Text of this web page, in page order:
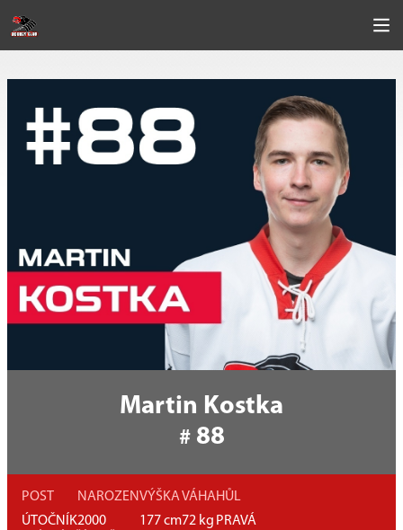
Martin Kostka
# 88
POST
ÚTOČNÍK
NAROZEN
2000
VÝŠKA
177cm
VÁHA
72 kg
HŮL
PRAVÁ